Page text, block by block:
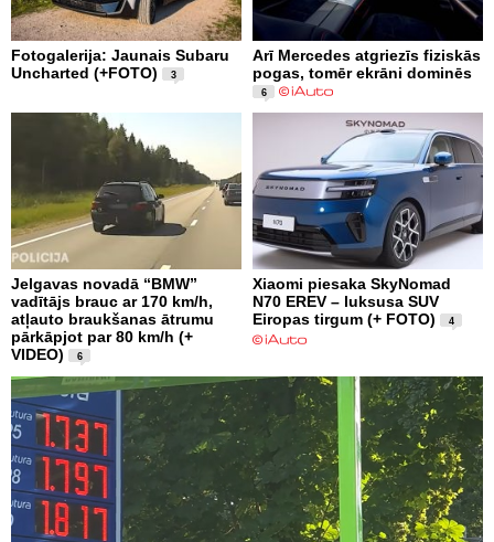
Fotogalerija: Jaunais Subaru
Uncharted (+FOTO)
3
Arī Mercedes atgriezīs fiziskās
pogas, tomēr ekrāni dominēs
6
Jelgavas novadā “BMW”
vadītājs brauc ar 170 km/h,
atļauto braukšanas ātrumu
pārkāpjot par 80 km/h (+
VIDEO)
6
Xiaomi piesaka SkyNomad
N70 EREV – luksusa SUV
Eiropas tirgum (+ FOTO)
4